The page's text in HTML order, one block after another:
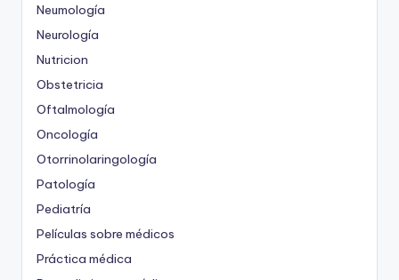
Neumología
Neurología
Nutricion
Obstetricia
Oftalmología
Oncología
Otorrinolaringología
Patología
Pediatría
Películas sobre médicos
Práctica médica